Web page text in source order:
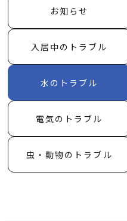
お知らせ
入居中のトラブル
水のトラブル
電気のトラブル
虫・動物のトラブル